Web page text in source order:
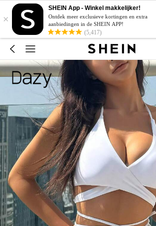
×
SHEIN App - Winkel makkelijker!
Ontdek meer exclusieve kortingen en extra
aanbiedingen in de SHEIN APP!
(5,417)